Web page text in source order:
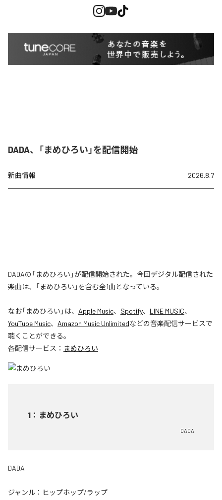
DADA、「まめひろい」を配信開始
新曲情報 2026.8.7
DADAの「まめひろい」が配信開始された。今回デジタル配信された
楽曲は、「まめひろい」を含む全1曲となっている。
なお「まめひろい 」は、 Apple Music、 Spotify、 LINE MUSIC、
YouTube Music、 Amazon Music Unlimitedなどの音楽配信サービスで
聴くことができる。
各配信サービス： まめひろい
1 ： まめひろい
DADA
DADA
ジャンル： ヒップホップ/ラップ